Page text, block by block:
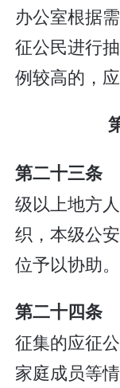
办公室根据
征公民进行
例较高的，
第二十三条
级以上地方
织，本级公
位予以协助。
第二十四条
征集的应征
家庭成员等情